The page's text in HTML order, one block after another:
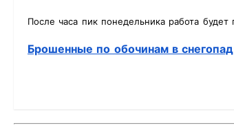
После часа пик понедельника работа будет
Брошенные по обочинам в